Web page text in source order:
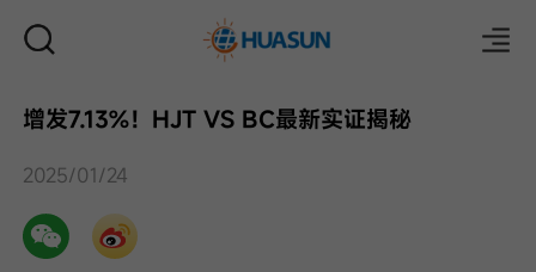
增发7.13%！HJT VS BC最新实证揭秘
2025/01/24